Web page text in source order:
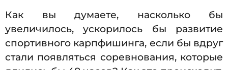
Как вы думаете, насколько бы
увеличилось, ускорилось бы развитие
спортивного карпфишинга, если бы вдруг
стали появляться соревнования, которые